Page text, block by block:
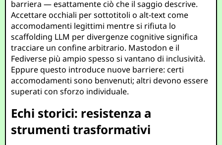
barriera — esattamente ciò che il saggio descrive.
Accettare occhiali per sottotitoli o alt-text come
accomodamenti legittimi mentre si rifiuta lo
scaffolding LLM per divergenze cognitive significa
tracciare un confine arbitrario. Mastodon e il
Fediverse più ampio spesso si vantano di inclusività.
Eppure questo introduce nuove barriere: certi
accomodamenti sono benvenuti; altri devono essere
superati con sforzo individuale.
Echi storici: resistenza a
strumenti trasformativi